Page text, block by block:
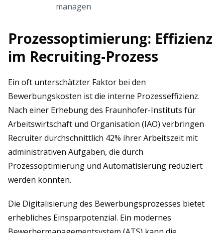
managen
Prozessoptimierung: Effizienz
im Recruiting-Prozess
Ein oft unterschätzter Faktor bei den
Bewerbungskosten ist die interne Prozesseffizienz.
Nach einer Erhebung des Fraunhofer-Instituts für
Arbeitswirtschaft und Organisation (IAO) verbringen
Recruiter durchschnittlich 42% ihrer Arbeitszeit mit
administrativen Aufgaben, die durch
Prozessoptimierung und Automatisierung reduziert
werden könnten.
Die Digitalisierung des Bewerbungsprozesses bietet
erhebliches Einsparpotenzial. Ein modernes